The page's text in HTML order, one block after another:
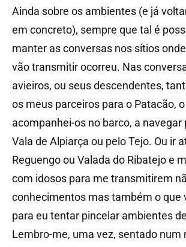
Ainda sobre os ambientes (e já
em concreto), sempre que tal é
manter as conversas nos sítios
vão transmitir ocorreu. Nas
avieiros, ou seus descendentes,
os meus parceiros para o Patacão,
acompanhei-os no barco, a navegar
Vala de Alpiarça ou pelo Tejo. Ou ir
Reguengo ou Valada do Ribatejo e
com idosos para me transmitirem
conhecimentos mas também o que
para eu tentar pincelar ambientes
Lembro-me, uma vez, sentado num